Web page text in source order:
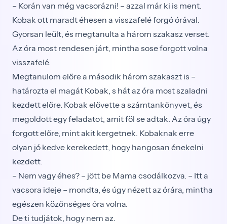
– Korán van még vacsorázni! – azzal már ki is ment.
Kobak ott maradt éhesen a visszafelé forgó órával.
Gyorsan leült, és megtanulta a három szakasz verset.
Az óra most rendesen járt, mintha sose forgott volna
visszafelé.
Megtanulom előre a második három szakaszt is –
határozta el magát Kobak, s hát az óra most szaladni
kezdett előre. Kobak elővette a számtankönyvet, és
megoldott egy feladatot, amit föl se adtak. Az óra úgy
forgott előre, mint akit kergetnek. Kobaknak erre
olyan jó kedve kerekedett, hogy hangosan énekelni
kezdett.
– Nem vagy éhes? – jött be Mama csodálkozva. – Itt a
vacsora ideje – mondta, és úgy nézett az órára, mintha
egészen közönséges óra volna.
De ti tudjátok, hogy nem az.